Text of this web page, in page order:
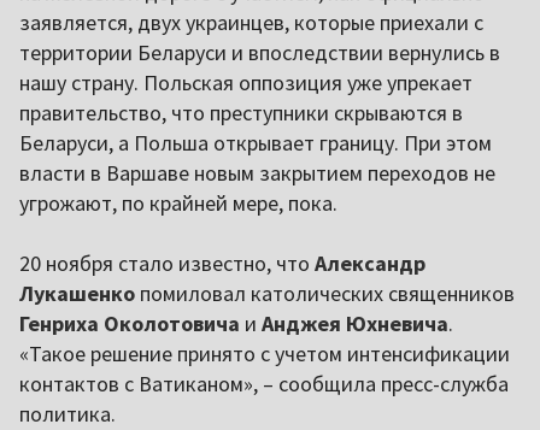
заявляется, двух украинцев, которые приехали с
территории Беларуси и впоследствии вернулись в
нашу страну. Польская оппозиция уже упрекает
правительство, что преступники скрываются в
Беларуси, а Польша открывает границу. При этом
власти в Варшаве новым закрытием переходов не
угрожают, по крайней мере, пока.
20 ноября стало известно, что Александр
Лукашенко помиловал католических священников
Генриха Околотовича и Анджея Юхневича.
«Такое решение принято с учетом интенсификации
контактов с Ватиканом», – сообщила пресс-служба
политика.